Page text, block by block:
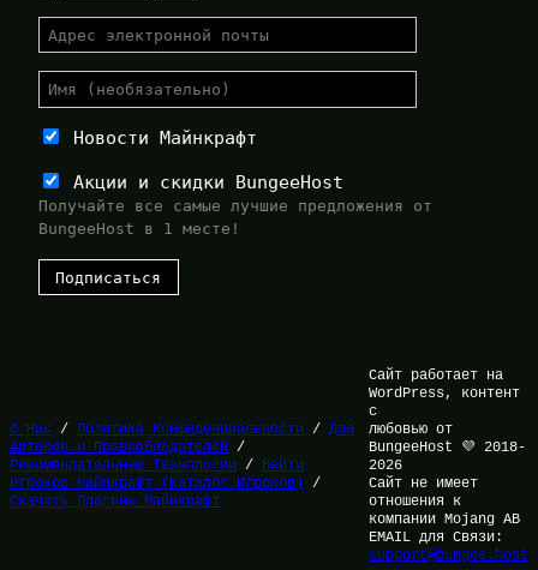
Новости Майнкрафт
Акции и скидки BungeeHost
Получайте все самые лучшие предложения от
BungeeHost в 1 месте!
О Нас / Политика Конфиденциальности / Для
Авторов и Правообладателей /
Рекомендательные Технологии / Найти
игроков Майнкрафт (Каталог Игроков) /
Скачать Плагины Майнкрафт
Сайт работает на
WordPress, контент
с
любовью от
BungeeHost 💜 2018-
2026
Сайт не имеет
отношения к
компании Mojang AB
EMAIL для Связи:
support@bungee.host